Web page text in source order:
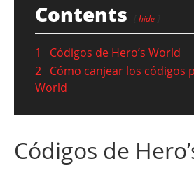
Contents hide
1
Códigos de Hero’s World
2 Cómo canjear los códigos
World
Códigos de